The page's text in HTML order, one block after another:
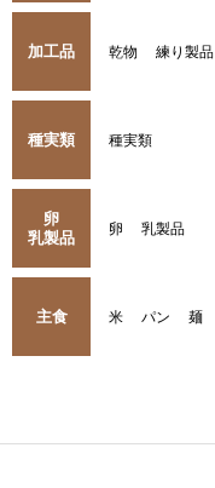
加工品 乾物 練り製品
種実類 種実類
卵
乳製品
卵 乳製品
主食 米 パン 麺